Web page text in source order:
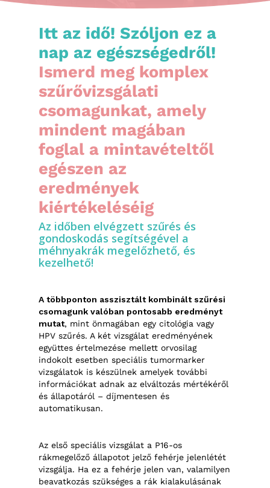
Itt az idő! Szóljon ez a
nap az egészségedről!
Ismerd meg komplex
szűrővizsgálati
csomagunkat, amely
mindent magában
foglal a mintavételtől
egészen az
eredmények
kiértékeléséig
Az időben elvégzett szűrés és
gondoskodás segítségével a
méhnyakrák megelőzhető, és
kezelhető!
A többponton asszisztált kombinált szűrési
csomagunk valóban pontosabb eredményt
mutat, mint önmagában egy citológia vagy
HPV szűrés. A két vizsgálat eredményének
együttes értelmezése mellett orvosilag
indokolt esetben speciális tumormarker
vizsgálatok is készülnek amelyek további
információkat adnak az elváltozás mértékéről
és állapotáról – díjmentesen és
automatikusan.
Az első speciális vizsgálat a P16-os
rákmegelőző állapotot jelző fehérje jelenlétét
vizsgálja. Ha ez a fehérje jelen van, valamilyen
beavatkozás szükséges a rák kialakulásának